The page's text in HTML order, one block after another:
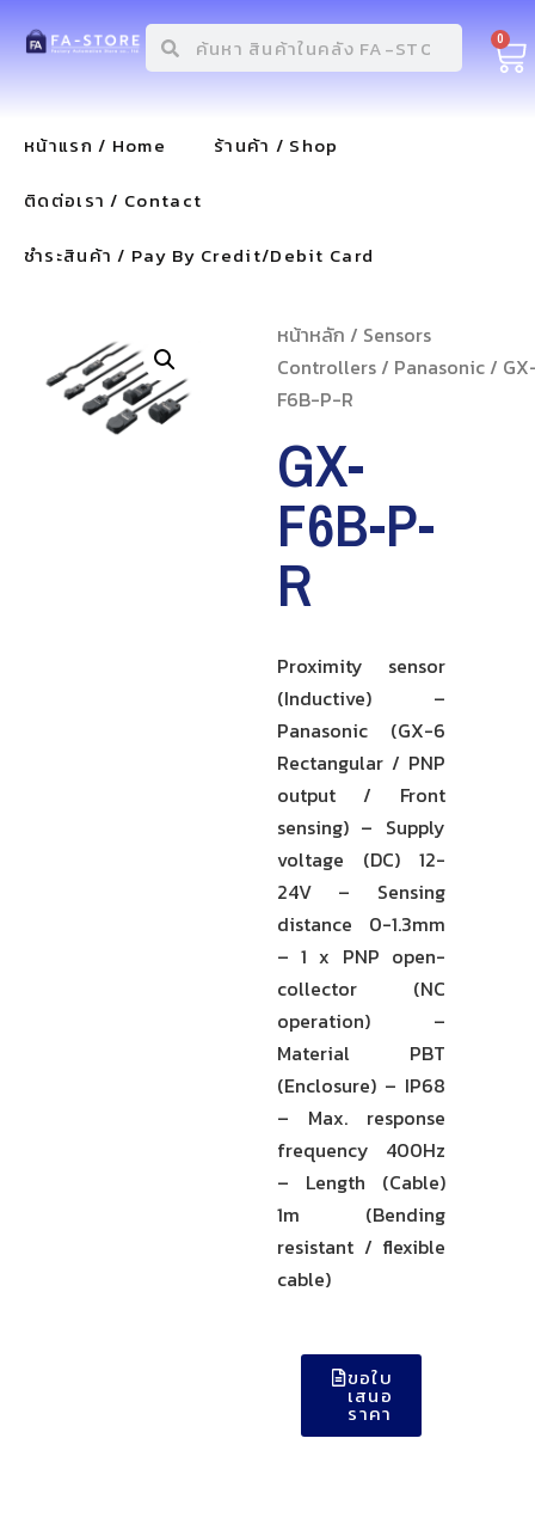
0
หน้าแรก / Home
ร้านค้า / Shop
ติดต่อเรา / Contact
ชำระสินค้า / Pay By Credit/Debit Card
หน้าหลัก / Sensors
Controllers/ Panasonic/
F6B-P-R
GX-
F6B-P-
R
Proximity sensor
(Inductive) –
Panasonic (GX-6
Rectangular / PNP
output / Front
sensing) – Supply
voltage (DC) 12-
24V – Sensing
distance 0-1.3mm
– 1 x PNP open-
collector (NC
operation) –
Material PBT
(Enclosure) – IP68
– Max. response
frequency 400Hz
– Length (Cable)
1m (Bending
resistant / flexible
cable)
ขอใบ
เสนอ
ราคา